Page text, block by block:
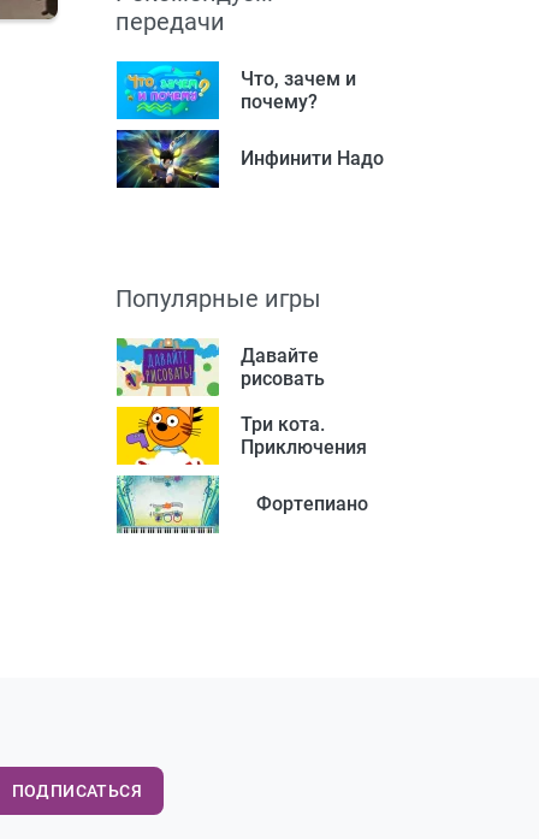
передачи
Что, зачем и
почему?
Инфинити Надо
Популярные игры
Давайте
рисовать
Три кота.
Приключения
Фортепиано
ПОДПИСАТЬСЯ